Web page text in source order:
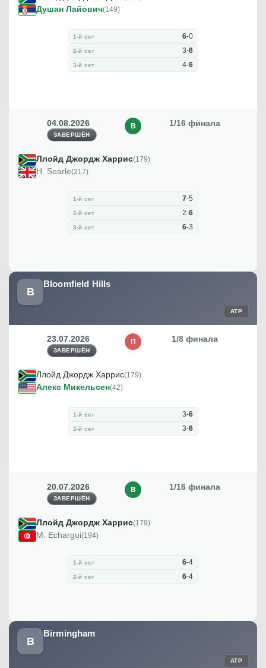
Душан Лайович(149)
1-й сет 6-0
2-й сет 3-6
3-й сет 4-6
04.08.2026
ЗАВЕРШЁН
1/16 финала
В
Ллойд Джордж Харрис(179)
H. Searle(217)
1-й сет 7-5
2-й сет 2-6
3-й сет 6-3
B
Bloomfield Hills
ATP
23.07.2026
ЗАВЕРШЁН
1/8 финала
П
Ллойд Джордж Харрис(179)
Алекс Микельсен(42)
1-й сет 3-6
2-й сет 3-6
20.07.2026
ЗАВЕРШЁН
1/16 финала
В
Ллойд Джордж Харрис(179)
M. Echargui(194)
1-й сет 6-4
2-й сет 6-4
B
Birmingham
ATP